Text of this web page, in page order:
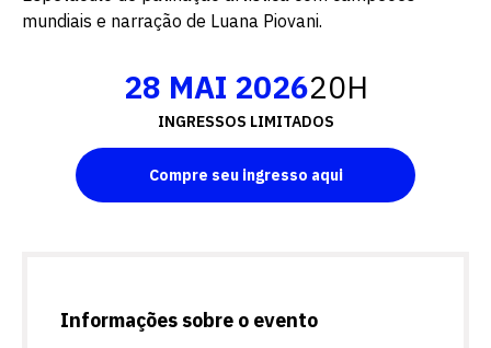
mundiais e narração de Luana Piovani.
28 MAI 202620H
INGRESSOS LIMITADOS
Compre seu ingresso aqui
Informações sobre o evento